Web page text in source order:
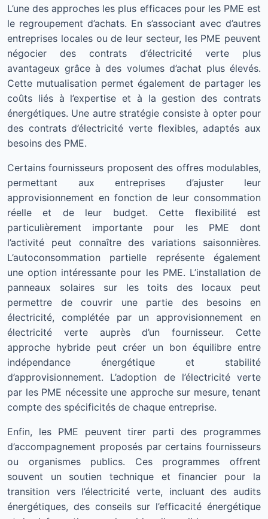
L’une des approches les plus efficaces pour les PME est
le regroupement d’achats. En s’associant avec d’autres
entreprises locales ou de leur secteur, les PME peuvent
négocier des contrats d’électricité verte plus
avantageux grâce à des volumes d’achat plus élevés.
Cette mutualisation permet également de partager les
coûts liés à l’expertise et à la gestion des contrats
énergétiques. Une autre stratégie consiste à opter pour
des contrats d’électricité verte flexibles, adaptés aux
besoins des PME.
Certains fournisseurs proposent des offres modulables,
permettant aux entreprises d’ajuster leur
approvisionnement en fonction de leur consommation
réelle et de leur budget. Cette flexibilité est
particulièrement importante pour les PME dont
l’activité peut connaître des variations saisonnières.
L’autoconsommation partielle représente également
une option intéressante pour les PME. L’installation de
panneaux solaires sur les toits des locaux peut
permettre de couvrir une partie des besoins en
électricité, complétée par un approvisionnement en
électricité verte auprès d’un fournisseur. Cette
approche hybride peut créer un bon équilibre entre
indépendance énergétique et stabilité
d’approvisionnement. L’adoption de l’électricité verte
par les PME nécessite une approche sur mesure, tenant
compte des spécificités de chaque entreprise.
Enfin, les PME peuvent tirer parti des programmes
d’accompagnement proposés par certains fournisseurs
ou organismes publics. Ces programmes offrent
souvent un soutien technique et financier pour la
transition vers l’électricité verte, incluant des audits
énergétiques, des conseils sur l’efficacité énergétique